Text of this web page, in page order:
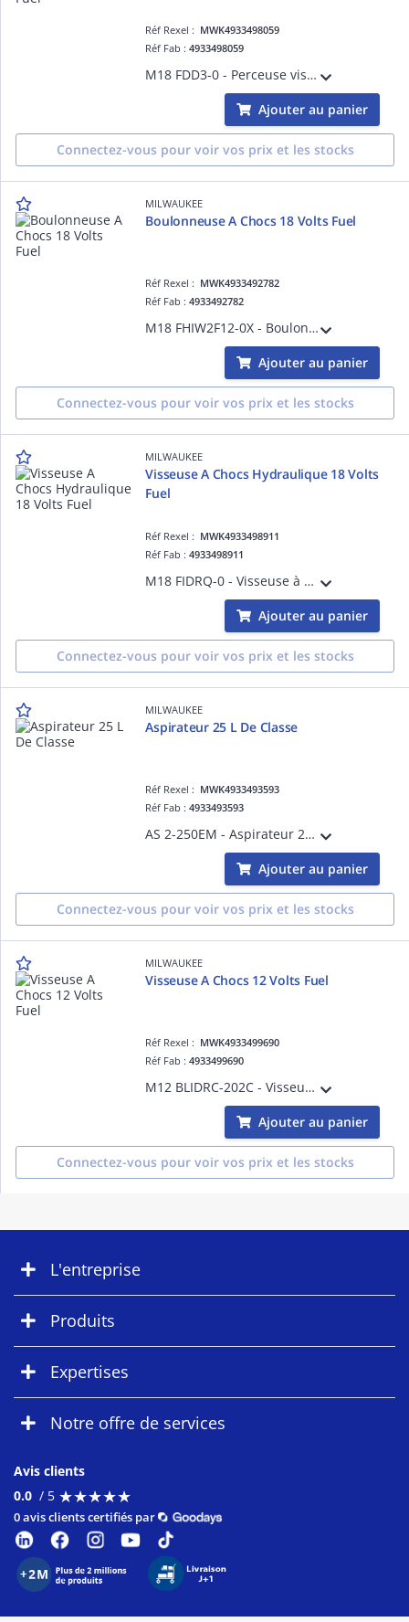
Réf Rexel : MWK4933498059
Réf Fab :4933498059
M18 FDD3-0 - Perceuse visseuse FUEL GEN4, 18V, 158 Nm - sans batterie, ni chargeur
Ajouter au panier
Connectez-vous pour voir vos prix et les stocks
MILWAUKEE
Boulonneuse A Chocs 18 Volts Fuel
Réf Rexel : MWK4933492782
Réf Fab :4933492782
M18 FHIW2F12-0X - Boulonneuse 1/2' avec fixation O'ring - HD Box, sans batterie, ni chargeur
Ajouter au panier
Connectez-vous pour voir vos prix et les stocks
MILWAUKEE
Visseuse A Chocs Hydraulique 18 Volts
Fuel
Réf Rexel : MWK4933498911
Réf Fab :4933498911
M18 FIDRQ-0 - Visseuse à Chocs HYDRAULIC FUEL compacte Hex 1/4 FUEL, 18V, 4 Modes - sans batterie, ni chargeur
Ajouter au panier
Connectez-vous pour voir vos prix et les stocks
MILWAUKEE
Aspirateur 25 L De Classe
Réf Rexel : MWK4933493593
Réf Fab :4933493593
AS 2-250EM - Aspirateur 25L classe M
Ajouter au panier
Connectez-vous pour voir vos prix et les stocks
MILWAUKEE
Visseuse A Chocs 12 Volts Fuel
Réf Rexel : MWK4933499690
Réf Fab :4933499690
M12 BLIDRC-202C - Visseuse à chocs compacte Hex 1/4 Brushless, 12V, 2Ah, 148Nm - Coffret, 2 batteries 2Ah Red Li-Ion, chargeur C12C
Ajouter au panier
Connectez-vous pour voir vos prix et les stocks
L'entreprise
Produits
Expertises
Notre offre de services
Avis clients
0.0 / 5 ★★★★★
★★★★★
0 avis clients certifiés par